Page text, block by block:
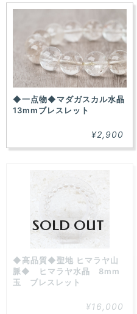
◆一点物◆マダガスカル水晶
13mmブレスレット
¥2,900
SOLD OUT
◆高品質◆聖地 ヒマラヤ山
脈◆ ヒマラヤ水晶 8mm
玉 ブレスレット
¥16,000